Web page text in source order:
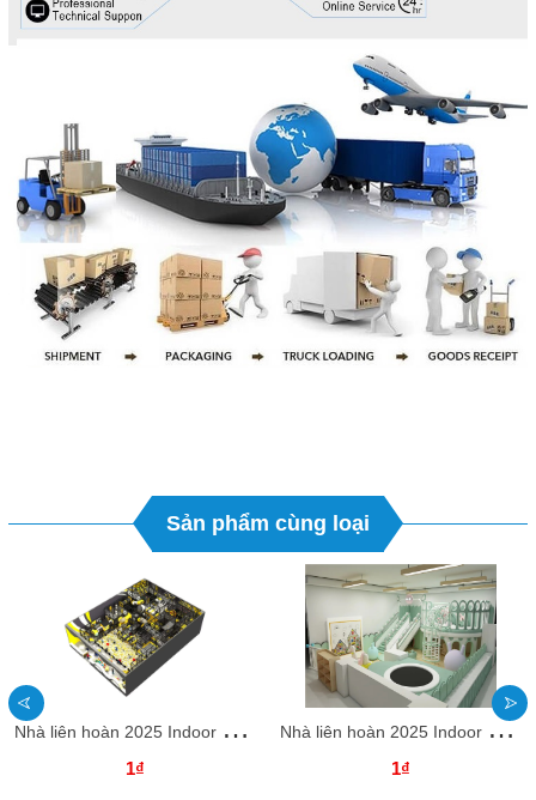
Sản phẩm cùng loại
N
hà liên hoàn 2025 Indoor playground NLHKB04 Dochoikinhbac- Thiết kế độc đào hấp dẫn
1₫
N
hà liên hoàn 2025 Indoor playground NLHKB03 Dochoikinhbac- Thiết kế độc đào hấp dẫn
1₫